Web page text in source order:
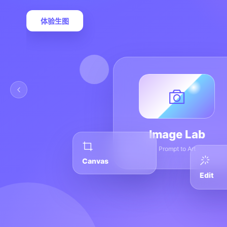
体验生图
Image Lab
Prompt to Art
Edit
Canvas